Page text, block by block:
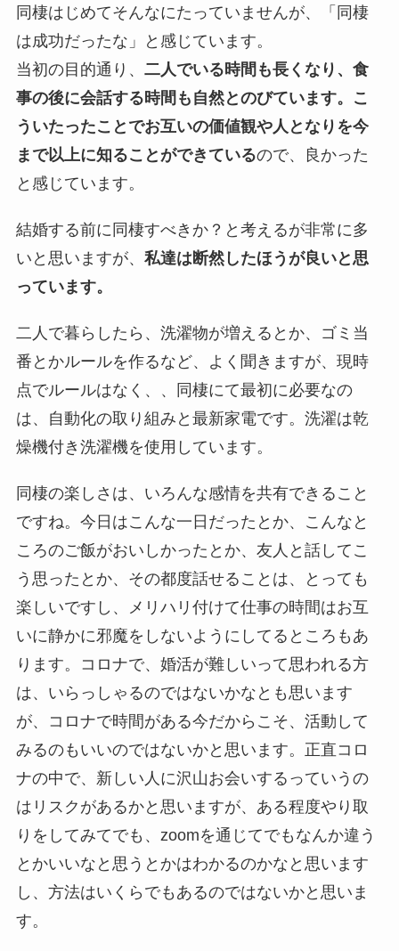
同棲はじめてそんなにたっていませんが、「同棲
は成功だったな」と感じています。
当初の目的通り、 二人でいる時間も長くなり、食
事の後に会話する時間も自然とのびています。こ
ういたったことでお互いの価値観や人となりを今
まで以上に知ることができているので、良かった
と感じています。
結婚する前に同棲すべきか？と考えるが非常に多
いと思いますが、 私達は断然したほうが良いと思
っています。
二人で暮らしたら、洗濯物が増えるとか、ゴミ当
番とかルールを作るなど、よく聞きますが、現時
点でルールはなく、、同棲にて最初に必要なの
は、自動化の取り組みと最新家電です。洗濯は乾
燥機付き洗濯機を使用しています。
同棲の楽しさは、いろんな感情を共有できること
ですね。今日はこんな一日だったとか、こんなと
ころのご飯がおいしかったとか、友人と話してこ
う思ったとか、その都度話せることは、とっても
楽しいですし、メリハリ付けて仕事の時間はお互
いに静かに邪魔をしないようにしてるところもあ
ります。コロナで、婚活が難しいって思われる方
は、いらっしゃるのではないかなとも思います
が、コロナで時間がある今だからこそ、活動して
みるのもいいのではないかと思います。正直コロ
ナの中で、新しい人に沢山お会いするっていうの
はリスクがあるかと思いますが、ある程度やり取
りをしてみてでも、zoomを通じてでもなんか違う
とかいいなと思うとかはわかるのかなと思います
し、方法はいくらでもあるのではないかと思いま
す。